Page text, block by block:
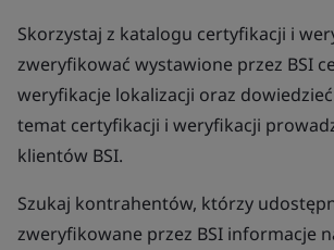
Skorzystaj z katalogu certyfikacji i
zweryfikować wystawione przez BSI
weryfikacje lokalizacji oraz
temat certyfikacji i weryfikacji
klientów BSI.
Szukaj kontrahentów, którzy
zweryfikowane przez BSI informacje